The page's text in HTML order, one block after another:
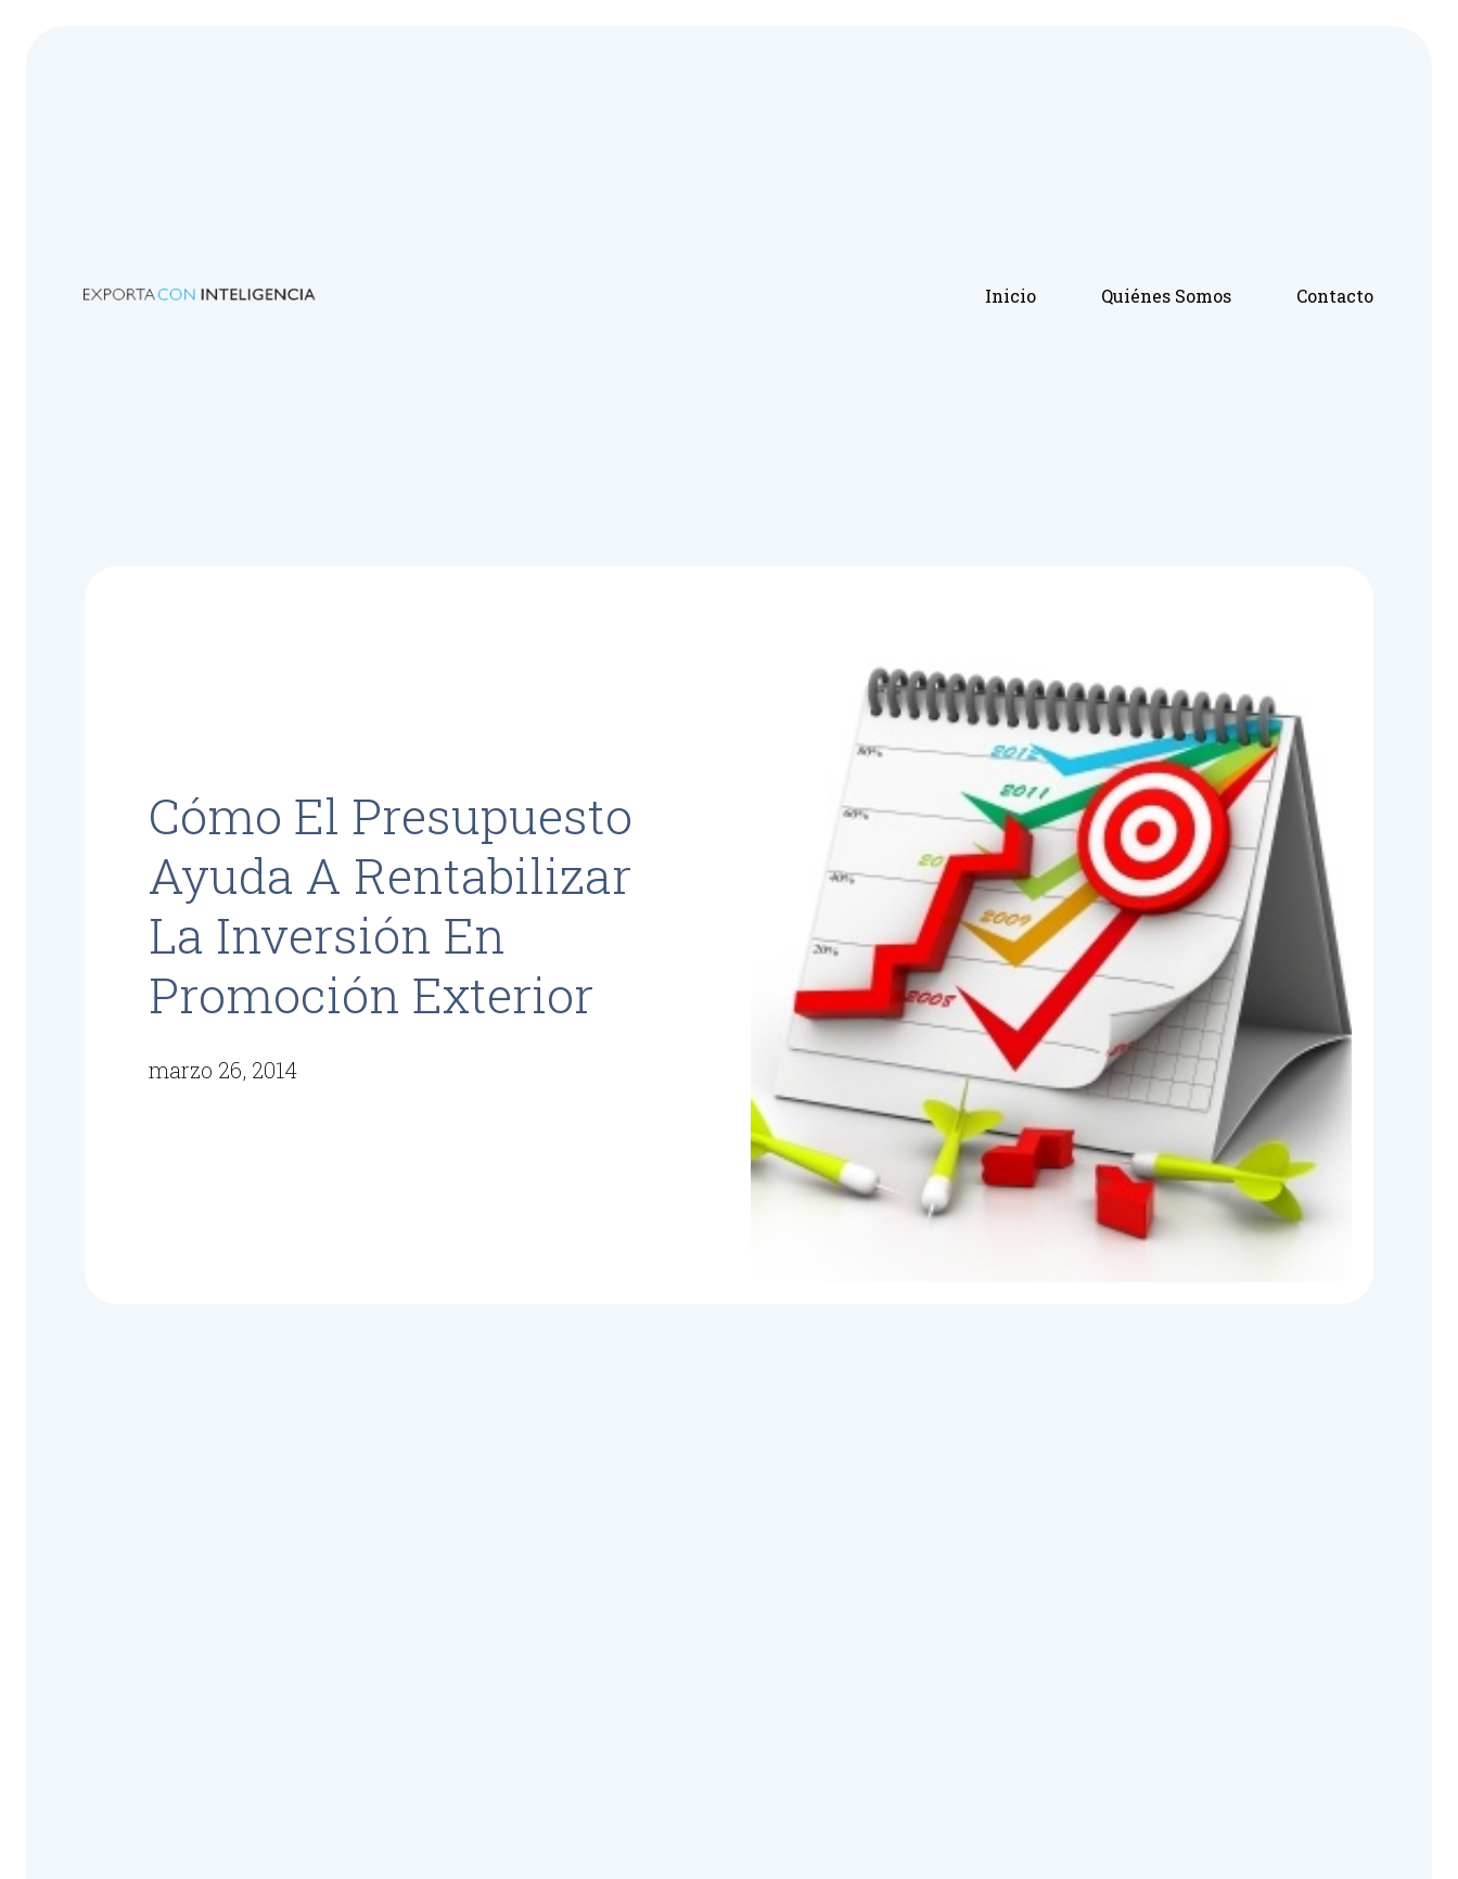
Inicio Quiénes Somos Contacto
Cómo El Presupuesto
Ayuda A Rentabilizar
La Inversión En
Promoción Exterior
marzo 26, 2014